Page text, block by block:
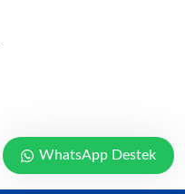
WhatsApp Destek